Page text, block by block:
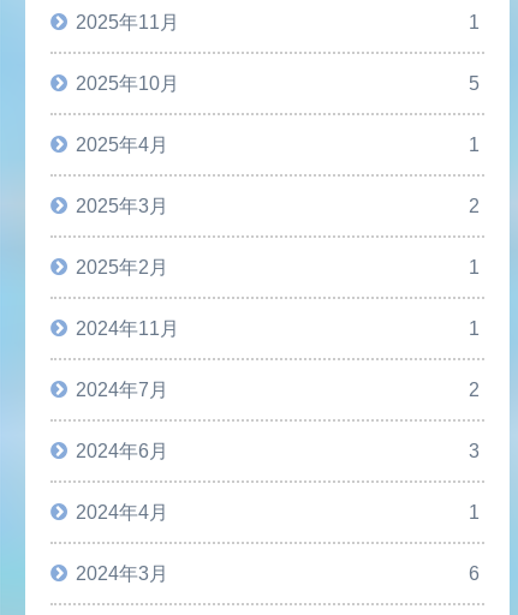
2025年11月 1
2025年10月 5
2025年4月 1
2025年3月 2
2025年2月 1
2024年11月 1
2024年7月 2
2024年6月 3
2024年4月 1
2024年3月 6